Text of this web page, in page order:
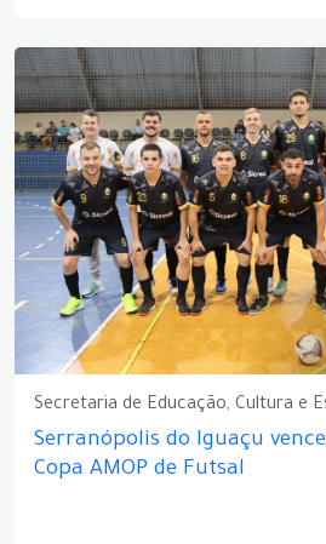
Secretaria de Educação, Cultura e
Serranópolis do Iguaçu
Copa AMOP de Futsal